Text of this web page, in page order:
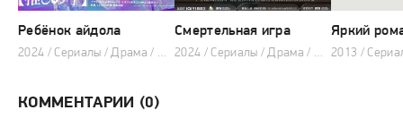
Ребёнок айдола
2024 / Сериалы / Драма / Фэнтези / Музыка
Смертельная игра
2024 / Сериалы / Драма / Детектив / Фэнтези
Яркий
КОММЕНТАРИИ (0)